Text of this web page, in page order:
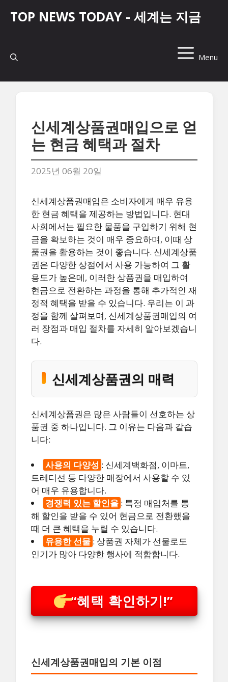
뛰
TOP NEWS TODAY - 세계는 지금
Menu
신세계상품권매입으로 얻
는 현금 혜택과 절차
2025년 06월 20일
신세계상품권매입은 소비자에게 매우 유용
한 현금 혜택을 제공하는 방법입니다. 현대
사회에서는 필요한 물품을 구입하기 위해 현
금을 확보하는 것이 매우 중요하며, 이때 상
품권을 활용하는 것이 좋습니다. 신세계상품
권은 다양한 상점에서 사용 가능하여 그 활
용도가 높은데, 이러한 상품권을 매입하여
현금으로 전환하는 과정을 통해 추가적인 재
정적 혜택을 받을 수 있습니다. 우리는 이 과
정을 함께 살펴보며, 신세계상품권매입의 여
러 장점과 매입 절차를 자세히 알아보겠습니
다.
신세계상품권의 매력
신세계상품권은 많은 사람들이 선호하는 상
품권 중 하나입니다. 그 이유는 다음과 같습
니다:
사용의 다양성 : 신세계백화점, 이마트,
트레디션 등 다양한 매장에서 사용할 수 있
어 매우 유용합니다.
경쟁력 있는 할인율 : 특정 매입처를 통
해 할인을 받을 수 있어 현금으로 전환했을
때 더 큰 혜택을 누릴 수 있습니다.
유용한 선물 : 상품권 자체가 선물로도
인기가 많아 다양한 행사에 적합합니다.
“혜택 확인하기!”
신세계상품권매입의 기본 이점